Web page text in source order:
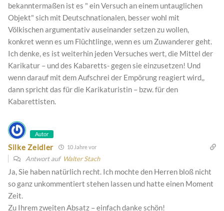
bekanntermaßen ist es " ein Versuch an einem untauglichen
Objekt" sich mit Deutschnationalen, besser wohl mit
Völkischen argumentativ auseinander setzen zu wollen,
konkret wenn es um Flüchtlinge, wenn es um Zuwanderer geht.
Ich denke, es ist weiterhin jeden Versuches wert, die Mittel der
Karikatur – und des Kabaretts- gegen sie einzusetzen! Und
wenn darauf mit dem Aufschrei der Empörung reagiert wird,,
dann spricht das für die Karikaturistin – bzw. für den
Kabarettisten.
Autor
Silke Zeidler 10 Jahre vor
Antwort auf Walter Stach
Ja, Sie haben natürlich recht. Ich mochte den Herren bloß nicht
so ganz unkommentiert stehen lassen und hatte einen Moment
Zeit.
Zu Ihrem zweiten Absatz – einfach danke schön!